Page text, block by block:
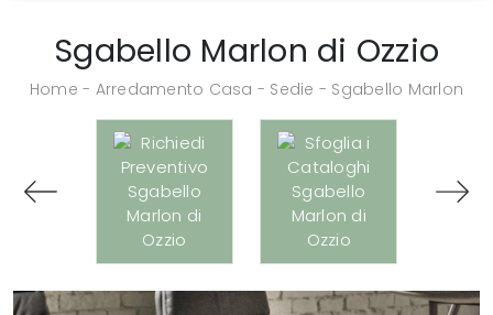
Sgabello Marlon di Ozzio
Home - Arredamento Casa - Sedie - Sgabello Marlon